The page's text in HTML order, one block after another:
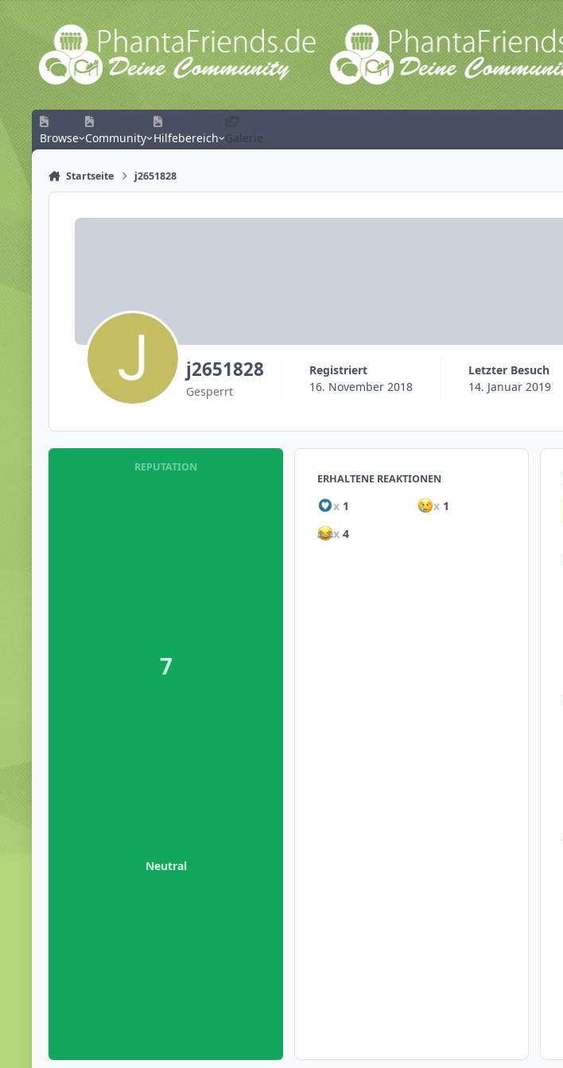
Zum Inhalt springen
Browse Community Hilfebereich Galerie
Startseite j2651828
j2651828
Gesperrt
Registriert
16. November 2018
Letzter Besuch
14. Januar 2019
REPUTATION
7
Neutral
ERHALTENE REAKTIONEN
x 1 x1
x 4